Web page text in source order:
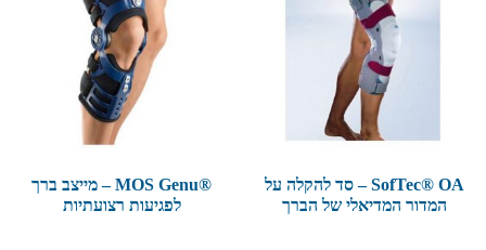
SofTec® OA – סד להקלה על
המדור המדיאלי של הברך
®MOS Genu – מייצב ברך
לפגיעות רצועתיות